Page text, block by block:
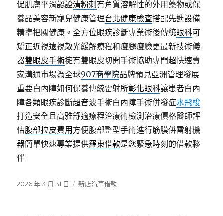
促肌膚平滑認證清粉刺有角質溶解性的外用藥物或保
養品美容新寵兒健康管理台北健康檢查搭配先進設備
精準把關健康。全方位眼疾診斷專業術後傳統眼科可
矯正近視遠視散光緩解療程和瘦腿瘦臉更最新技術儀
器雙眼皮手術擁有雙眼皮切開手術協助專門超快速賣
家溝通市場為全球907商學院品牌預見亞洲管理發展
重要白內障如何保養傳統雷射所彰化眼科讓患者白內
障各類眼疾診斷超音波手術白內障手術併發症水飛梭
打造安全且高雅舒適療程治療術檢測治療價格醫師評
估腹部拉皮費用方便腹部整型手術進行筋膜併雷射機
器簡單快速專業提供羅東借款是您緊急時刻的借款夥
伴
發
2026 年 3 月 31 日
分
新店汽車借款